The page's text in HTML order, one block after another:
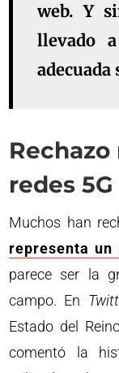
web. Y
llevado
adecuada
redes 5G
Muchos han
representa un
parece ser la
campo. En
Estado del
comentó la